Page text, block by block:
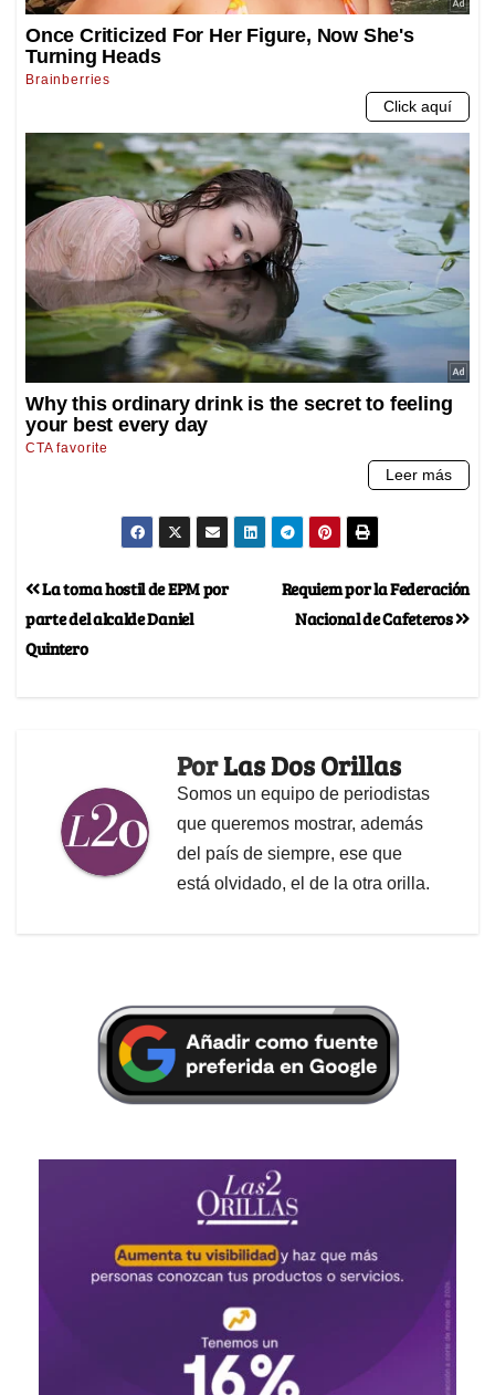
Requiem por la Federación
Nacional de Cafeteros
La toma hostil de EPM por
parte del alcalde Daniel
Quintero
PorLas Dos Orillas
Somos un equipo de periodistas
que queremos mostrar, además
del país de siempre, ese que
está olvidado, el de la otra orilla.